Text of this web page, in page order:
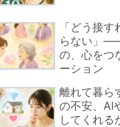
「どう接
らない」
の、心をつ
ーション
離れて暮
の不安、AI
してくれる